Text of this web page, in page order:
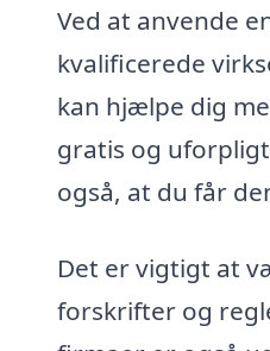
Ved at anvende
kvalificerede
kan hjælpe dig
gratis og
også, at du får
Det er vigtigt at
forskrifter og